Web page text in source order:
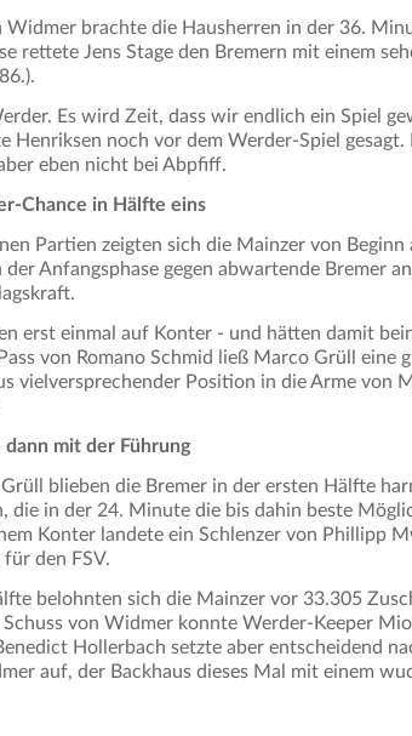
Widmer brachte die Hausherren in der 36.
rettete Jens Stage den Bremern mit einem
Es wird Zeit, dass wir endlich ein Spiel
Henriksen noch vor dem Werder-Spiel gesagt.
eben nicht bei Abpfiff.
Chance in Hälfte eins
Partien zeigten sich die Mainzer von Beginn
Anfangsphase gegen abwartende Bremer
erst einmal auf Konter - und hätten damit
von Romano Schmid ließ Marco Grüll eine
vielversprechender Position in die Arme von
mit der Führung
blieben die Bremer in der ersten Hälfte
die in der 24. Minute die bis dahin beste
Konter landete ein Schlenzer von Phillipp
den FSV.
belohnten sich die Mainzer vor 33.305
von Widmer konnte Werder-Keeper
Hollerbach setzte aber entscheidend
auf, der Backhaus dieses Mal mit einem